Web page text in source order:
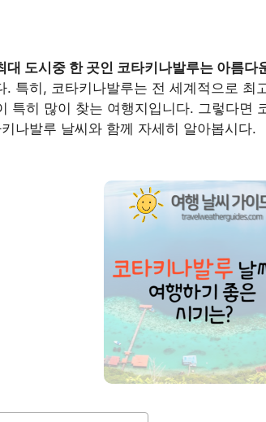
대 도시중 한 곳인 코타키나발루는 아름
. 특히, 코타키나발루는 전 세계적으로 최
특히 많이 찾는 여행지입니다. 그렇다면
나발루 날씨와 함께 자세히 알아봅시다.